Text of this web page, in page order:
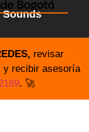
Sounds
revisar
y recibir asesoría
. 🚀